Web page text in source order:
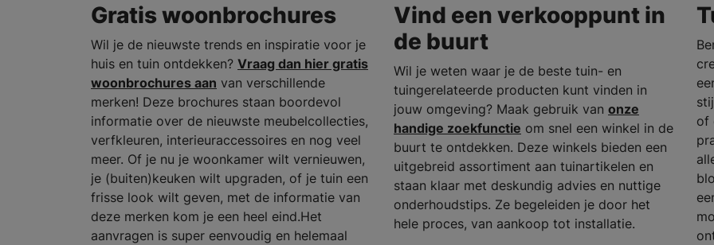
Gratis woonbrochures
Wil je de nieuwste trends en inspiratie voor je
huis en tuin ontdekken? Vraag dan hier gratis
woonbrochures aan van verschillende
merken! Deze brochures staan boordevol
informatie over de nieuwste meubelcollecties,
verfkleuren, interieuraccessoires en nog veel
meer. Of je nu je woonkamer wilt vernieuwen,
je (buiten)keuken wilt upgraden, of je tuin een
frisse look wilt geven, met de informatie van
deze merken kom je een heel eind.Het
aanvragen is super eenvoudig en helemaal
Vind een verkooppunt in
de buurt
Wil je weten waar je de beste tuin- en
tuingerelateerde producten kunt vinden in
jouw omgeving? Maak gebruik van onze
handige zoekfunctie om snel een winkel in de
buurt te ontdekken. Deze winkels bieden een
uitgebreid assortiment aan tuinartikelen en
staan klaar met deskundig advies en nuttige
onderhoudstips. Ze begeleiden je door het
hele proces, van aankoop tot installatie.
of